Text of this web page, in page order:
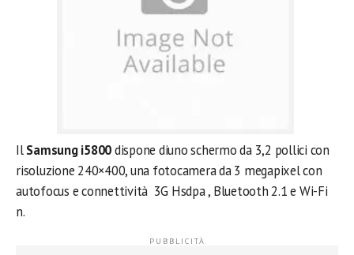
IlSamsung i5800dispone diuno schermo da 3,2 pollici con
risoluzione 240×400, una fotocamera da 3 megapixel con
autofocus e connettività 3G Hsdpa , Bluetooth 2.1 e Wi-Fi
n.